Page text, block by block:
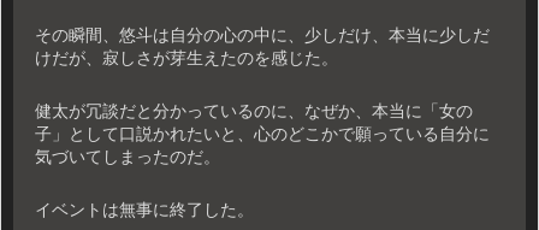
その瞬間、悠斗は自分の心の中に、少しだけ、本当に少しだ
けだが、寂しさが芽生えたのを感じた。
健太が冗談だと分かっているのに、なぜか、本当に「女の
子」として口説かれたいと、心のどこかで願っている自分に
気づいてしまったのだ。
イベントは無事に終了した。